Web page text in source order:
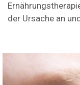
der Ursache an